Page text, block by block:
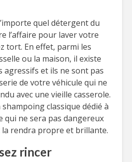
quel détergent du
l’affaire pour laver votre
tort. En effet, parmi les
ou la maison, il existe
agressifs et ils ne sont pas
de votre véhicule qui ne
avec une vieille casserole.
classique dédié à
qui ne sera pas dangereux
rendra propre et brillante.
rincer